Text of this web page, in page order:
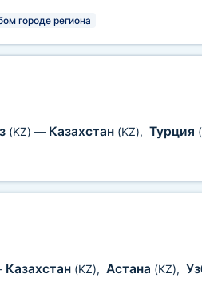
городе региона
(KZ) — Казахстан (KZ), Турция
Казахстан (KZ), Астана (KZ),